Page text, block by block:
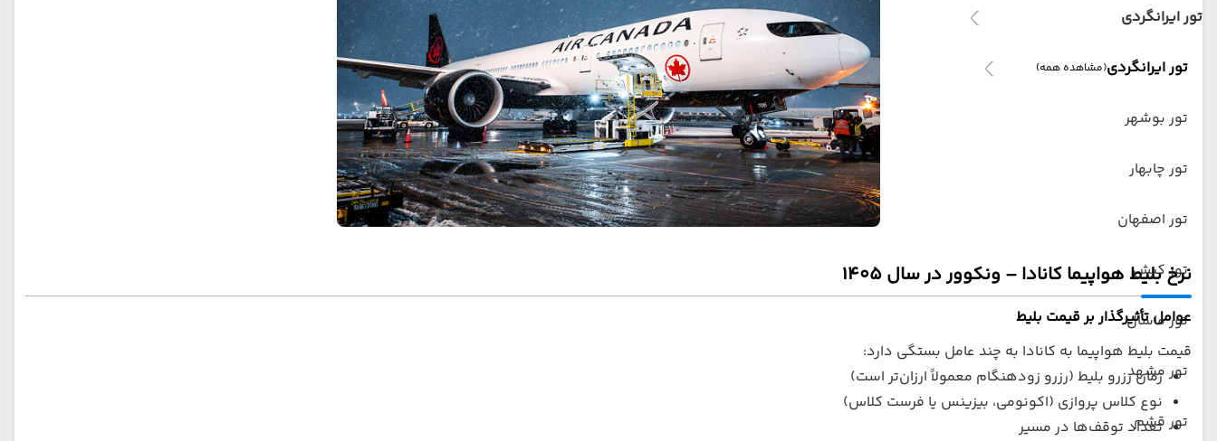
تور ایرانگردی
تور ایرانگردی(مشاهده همه)
تور بوشهر
تور چابهار
تور اصفهان
تور کیش
تور ماسال
تور مشهد
تور قشم
نرخ بلیط هواپیما کانادا – ونکوور در سال 1405
عوامل تأثیرگذار بر قیمت بلیط
قیمت بلیط هواپیما به کانادا به چند عامل بستگی دارد:
زمان رزرو بلیط (رزرو زودهنگام معمولاً ارزان‌تر است)
نوع کلاس پروازی (اکونومی، بیزینس یا فرست کلاس)
تعداد توقف‌ها در مسیر